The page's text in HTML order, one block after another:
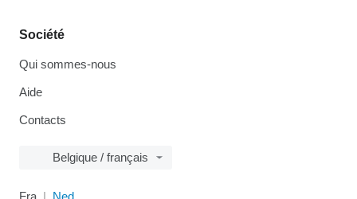
Société
Qui sommes-nous
Aide
Contacts
Belgique / français